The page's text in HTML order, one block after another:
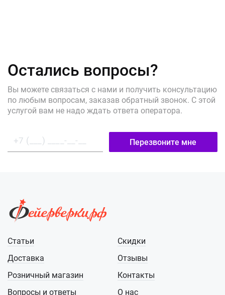
Остались вопросы?
Вы можете связаться с нами и получить консультацию
по любым вопросам, заказав обратный звонок. С этой
услугой вам не надо ждать ответа оператора.
Перезвоните мне
Статьи
Доставка
Розничный магазин
Вопросы и ответы
Скидки
Отзывы
Контакты
О нас